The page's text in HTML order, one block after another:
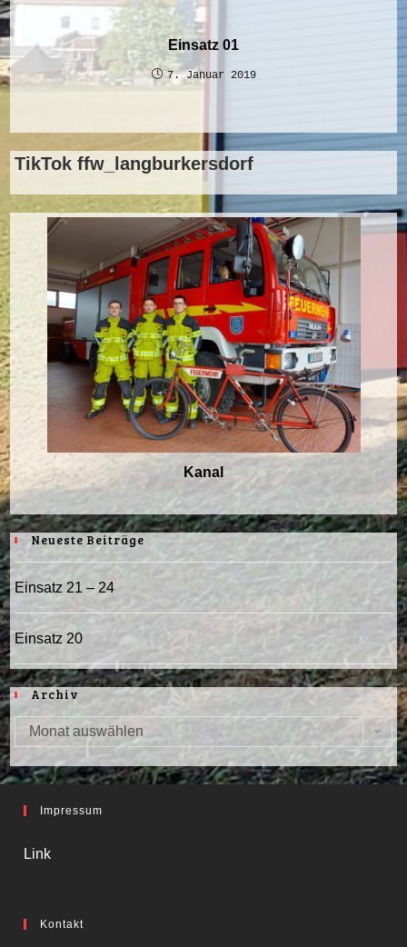
Einsatz 01
7. Januar 2019
TikTok ffw_langburkersdorf
Kanal
Neueste Beiträge
Einsatz 21 – 24
Einsatz 20
Archiv
Archiv
Monat auswählen
Impressum
Link
Kontakt